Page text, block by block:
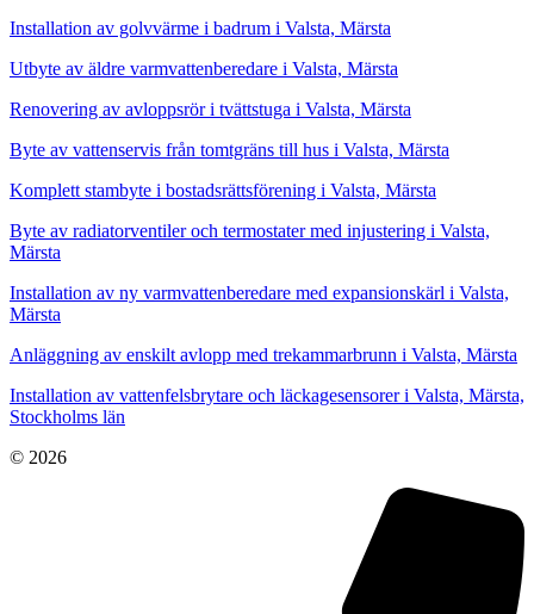
Installation av golvvärme i badrum i Valsta, Märsta
Utbyte av äldre varmvattenberedare i Valsta, Märsta
Renovering av avloppsrör i tvättstuga i Valsta, Märsta
Byte av vattenservis från tomtgräns till hus i Valsta, Märsta
Komplett stambyte i bostadsrättsförening i Valsta, Märsta
Byte av radiatorventiler och termostater med injustering i Valsta,
Märsta
Installation av ny varmvattenberedare med expansionskärl i Valsta,
Märsta
Anläggning av enskilt avlopp med trekammarbrunn i Valsta, Märsta
Installation av vattenfelsbrytare och läckagesensorer i Valsta, Märsta,
Stockholms län
© 2026